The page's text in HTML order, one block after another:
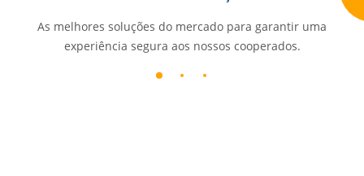
As melhores soluções do mercado para garantir uma
experiência segura aos nossos cooperados.